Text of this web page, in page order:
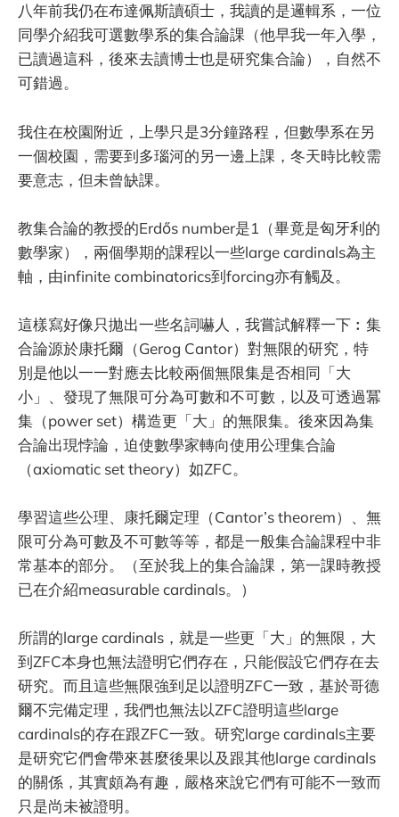
八年前我仍在布達佩斯讀碩士，我讀的是邏輯系，一位
同學介紹我可選數學系的集合論課（他早我一年入學，
已讀過這科，後來去讀博士也是研究集合論），自然不
可錯過。
我住在校園附近，上學只是3分鐘路程，但數學系在另
一個校園，需要到多瑙河的另一邊上課，冬天時比較需
要意志，但未曾缺課。
教集合論的教授的Erdős number是1（畢竟是匈牙利的
數學家），兩個學期的課程以一些large cardinals為主
軸，由infinite combinatorics到forcing亦有觸及。
這樣寫好像只拋出一些名詞嚇人，我嘗試解釋一下︰集
合論源於康托爾（Gerog Cantor）對無限的研究，特
別是他以一一對應去比較兩個無限集是否相同「大
小」、發現了無限可分為可數和不可數，以及可透過冪
集（power set）構造更「大」的無限集。後來因為集
合論出現悖論，迫使數學家轉向使用公理集合論
（axiomatic set theory）如ZFC。
學習這些公理、康托爾定理（Cantor’s theorem）、無
限可分為可數及不可數等等，都是一般集合論課程中非
常基本的部分。（至於我上的集合論課，第一課時教授
已在介紹measurable cardinals。）
所謂的large cardinals，就是一些更「大」的無限，大
到ZFC本身也無法證明它們存在，只能假設它們存在去
研究。而且這些無限強到足以證明ZFC一致，基於哥德
爾不完備定理，我們也無法以ZFC證明這些large
cardinals的存在跟ZFC一致。研究large cardinals主要
是研究它們會帶來甚麼後果以及跟其他large cardinals
的關係，其實頗為有趣，嚴格來說它們有可能不一致而
只是尚未被證明。